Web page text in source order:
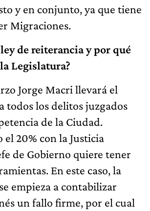
y en conjunto, ya que tiene
Migraciones.
de reiterancia y por qué
Legislatura?
Jorge Macri llevará el
todos los delitos juzgados
de la Ciudad.
el 20% con la Justicia
de Gobierno quiere tener
En este caso, la
empieza a contabilizar
un fallo firme, por el cual